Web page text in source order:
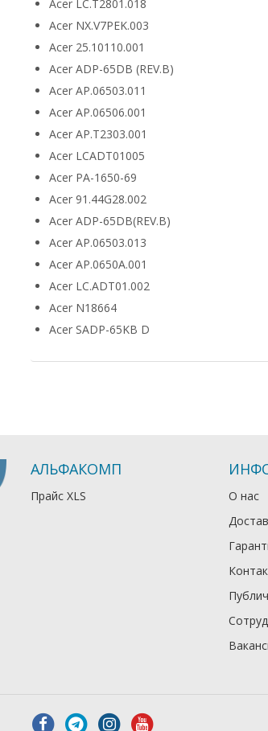
Acer LC.T2801.018
Acer NX.V7PEK.003
Acer 25.10110.001
Acer ADP-65DB (REV.B)
Acer AP.06503.011
Acer AP.06506.001
Acer AP.T2303.001
Acer LCADT01005
Acer PA-1650-69
Acer 91.44G28.002
Acer ADP-65DB(REV.B)
Acer AP.06503.013
Acer AP.0650A.001
Acer LC.ADT01.002
Acer N18664
Acer SADP-65KB D
АЛЬФАКОМП
Прайс XLS
О нас